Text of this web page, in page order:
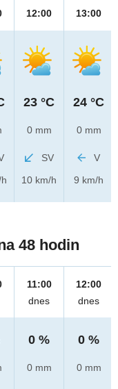
12:00
23 °C
0 mm
SV
10 km/h
13:00
24 °C
0 mm
V
9 km/h
48 hodin
11:00
dnes
0 %
0 mm
12:00
dnes
0 %
0 mm